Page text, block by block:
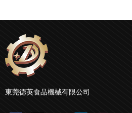
東莞徳英食品機械有限公司